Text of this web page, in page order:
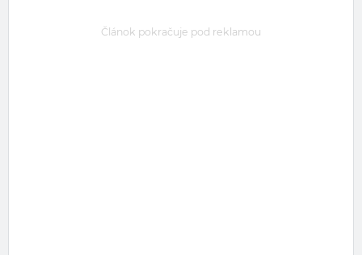
Článok pokračuje pod reklamou